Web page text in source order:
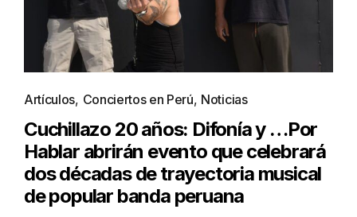
Artículos, Conciertos en Perú, Noticias
Cuchillazo 20 años: Difonía y …Por
Hablar abrirán evento que celebrará
dos décadas de trayectoria musical
de popular banda peruana